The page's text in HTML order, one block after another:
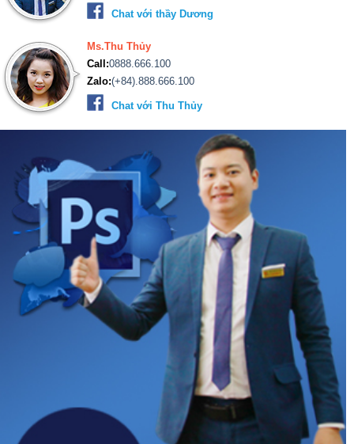
Chat với thầy Dương
Ms.Thu Thủy
Call:0888.666.100
Zalo:(+84).888.666.100
Chat với Thu Thủy